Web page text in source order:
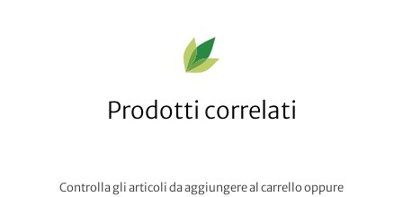
Prodotti correlati
Controlla gli articoli da aggiungere al carrello oppure